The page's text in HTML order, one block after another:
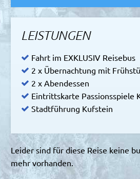
LEISTUNGEN
Fahrt im EXKLUSIV Reisebus
2 x Übernachtung mit
2 x Abendessen
Eintrittskarte Passionsspiele
Stadtführung Kufstein
Leider sind für diese Reise keine
mehr vorhanden.